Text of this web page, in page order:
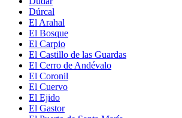
Dúrcal
El Arahal
El Bosque
El Carpio
El Castillo de las Guardas
El Cerro de Andévalo
El Coronil
El Cuervo
El Ejido
El Gastor